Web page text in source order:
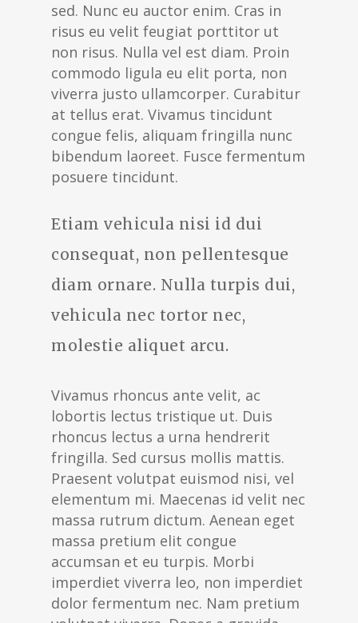
sed. Nunc eu auctor enim. Cras in
risus eu velit feugiat porttitor ut
non risus. Nulla vel est diam. Proin
commodo ligula eu elit porta, non
viverra justo ullamcorper. Curabitur
at tellus erat. Vivamus tincidunt
congue felis, aliquam fringilla nunc
bibendum laoreet. Fusce fermentum
posuere tincidunt.
Etiam vehicula nisi id dui
consequat, non pellentesque
diam ornare. Nulla turpis dui,
vehicula nec tortor nec,
molestie aliquet arcu.
Vivamus rhoncus ante velit, ac
lobortis lectus tristique ut. Duis
rhoncus lectus a urna hendrerit
fringilla. Sed cursus mollis mattis.
Praesent volutpat euismod nisi, vel
elementum mi. Maecenas id velit nec
massa rutrum dictum. Aenean eget
massa pretium elit congue
accumsan et eu turpis. Morbi
imperdiet viverra leo, non imperdiet
dolor fermentum nec. Nam pretium